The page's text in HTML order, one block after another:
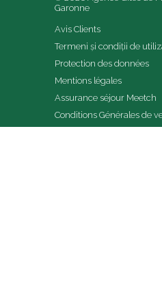
Garonne
Avis Clients
Termeni și condiții de
Protection des données
Mentions légales
Assurance séjour Meetch
Conditions Générales de